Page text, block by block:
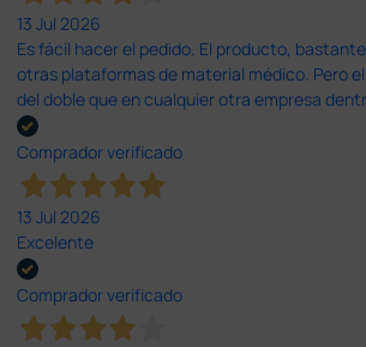
13 Jul 2026
Es fácil hacer el pedido. El producto,
otras plataformas de material médico. Pero
del doble que en cualquier otra empresa
Comprador verificado
13 Jul 2026
Excelente
Comprador verificado